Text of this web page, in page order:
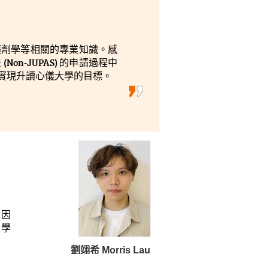
學等相關的專業知識。感
JUPAS) 的申請過程中
升讀心儀大學的目標。
劉翊希 Morris Lau